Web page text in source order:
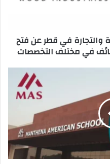
والتجارة في قطر عن فتح
في مختلف التخصصات